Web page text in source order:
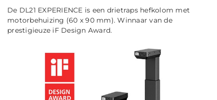
De DL21 EXPERIENCE is een drietraps hefkolom met
motorbehuizing (60 x 90 mm). Winnaar van de
prestigieuze iF Design Award.